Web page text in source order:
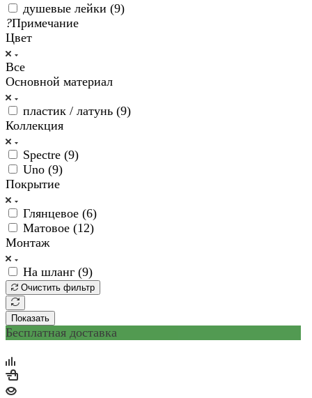
душевые лейки (9)
?Примечание
Цвет
Все
Основной материал
пластик / латунь (9)
Коллекция
Spectre (9)
Uno (9)
Покрытие
Глянцевое (6)
Матовое (12)
Монтаж
На шланг (9)
Очистить фильтр
Показать
Бесплатная доставка